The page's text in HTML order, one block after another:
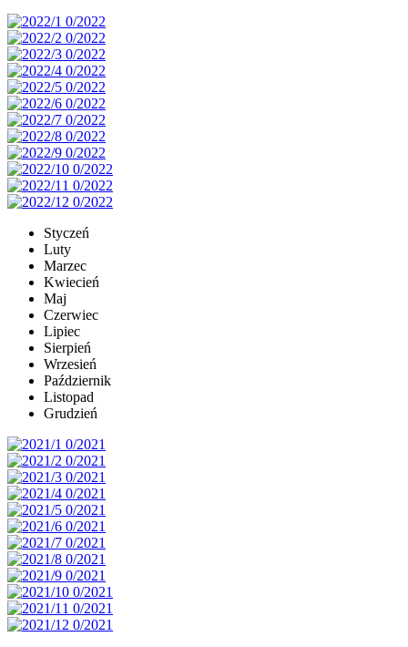
Styczeń
Luty
Marzec
Kwiecień
Maj
Czerwiec
Lipiec
Sierpień
Wrzesień
Październik
Listopad
Grudzień